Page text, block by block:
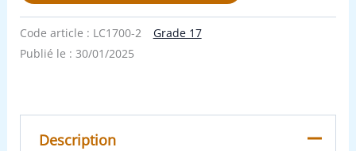
Code article : LC1700-2
Grade 17
Publié le : 30/01/2025
Description